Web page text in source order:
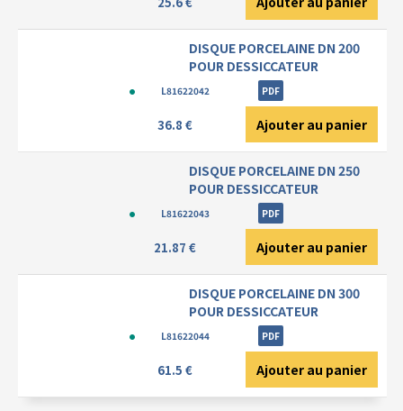
DISQUE PORCELAINE DN 200
POUR DESSICCATEUR
L81622042 PDF
36.8 € Ajouter au panier
DISQUE PORCELAINE DN 250
POUR DESSICCATEUR
L81622043 PDF
21.87 € Ajouter au panier
DISQUE PORCELAINE DN 300
POUR DESSICCATEUR
L81622044 PDF
61.5 € Ajouter au panier